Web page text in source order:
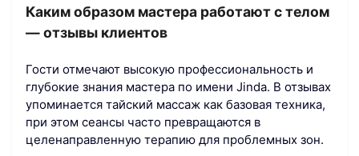
Каким образом мастера работают с телом
— отзывы клиентов
Гости отмечают высокую профессиональность и
глубокие знания мастера по имени Jinda. В отзывах
упоминается тайский массаж как базовая техника,
при этом сеансы часто превращаются в
целенаправленную терапию для проблемных зон.